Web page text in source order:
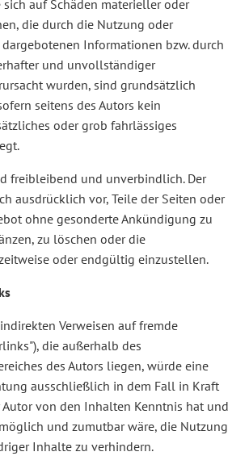
sich auf Schäden materieller oder
die durch die Nutzung oder
Informationen bzw. durch
und unvollständiger
wurden, sind grundsätzlich
seitens des Autors kein
oder grob fahrlässiges
freibleibend und unverbindlich. Der
ausdrücklich vor, Teile der Seiten oder
ohne gesonderte Ankündigung zu
zu löschen oder die
oder endgültig einzustellen.
Verweisen auf fremde
die außerhalb des
des Autors liegen, würde eine
ausschließlich in dem Fall in Kraft
von den Inhalten Kenntnis hat und
und zumutbar wäre, die Nutzung
Inhalte zu verhindern.